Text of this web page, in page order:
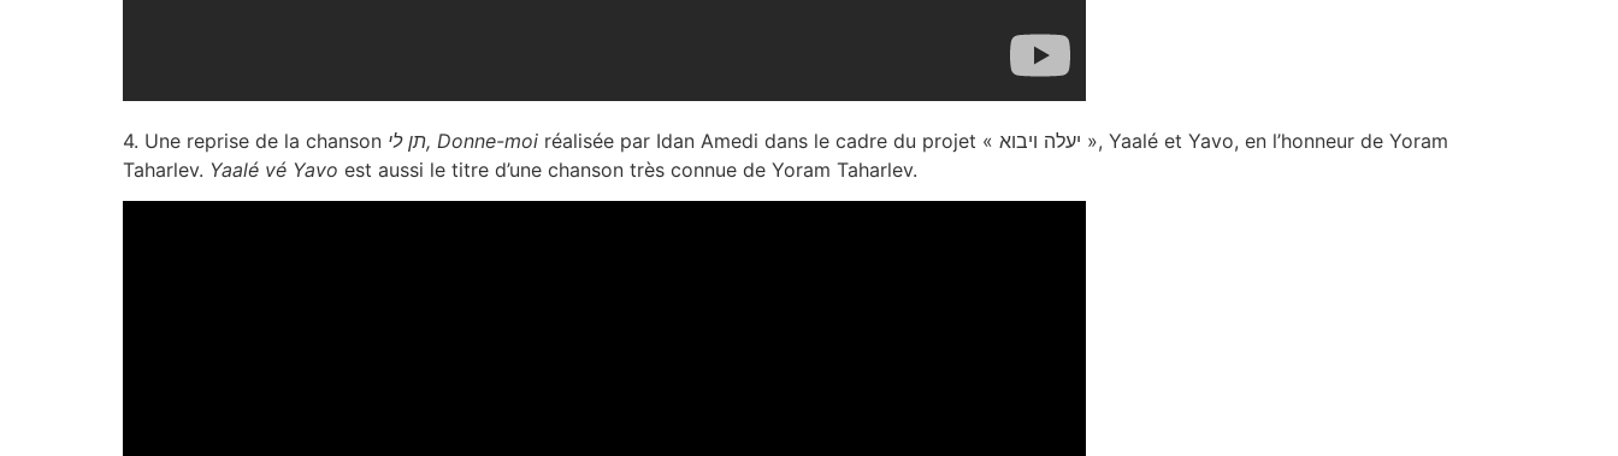
4. Une reprise de la chanson תן לי, Donne-moi réalisée par Idan Amedi dans le cadre du projet « יעלה ויבוא », Yaalé et Yavo, en l’honneur de Yoram
Taharlev. Yaalé vé Yavo est aussi le titre d’une chanson très connue de Yoram Taharlev.